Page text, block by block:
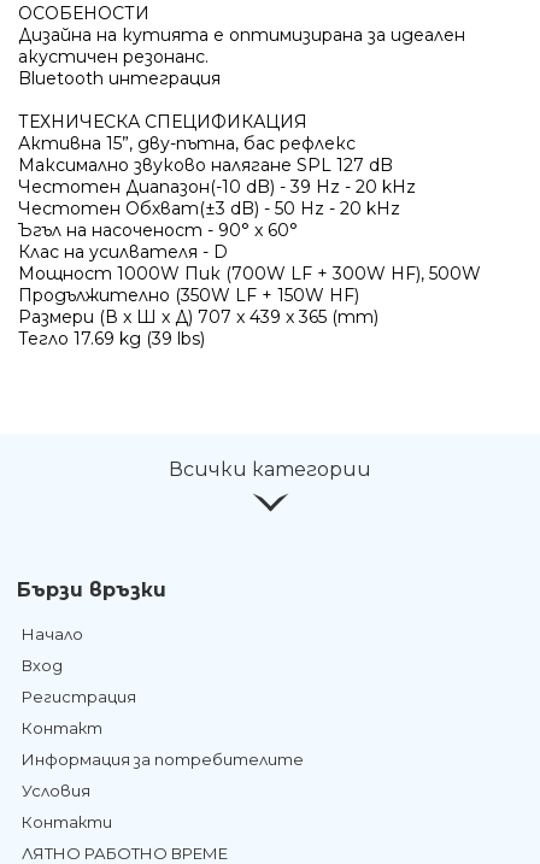
ОСОБЕНОСТИ
Дизайна на кутията е оптимизирана за идеален
акустичен резонанс.
Bluetooth интеграция
ТЕХНИЧЕСКА СПЕЦИФИКАЦИЯ
Активна 15”, дву-пътна, бас рефлекс
Максимално звуково налягане SPL 127 dB
Честотен Диапазон(-10 dB) - 39 Hz - 20 kHz
Честотен Обхват(±3 dB) - 50 Hz - 20 kHz
Ъгъл на насоченост - 90° x 60°
Клас на усилвателя - D
Мощност 1000W Пик (700W LF + 300W HF), 500W
Продължително (350W LF + 150W HF)
Размери (В x Ш x Д) 707 x 439 x 365 (mm)
Тегло 17.69 kg (39 lbs)
Всички категории
Бързи връзки
Начало
Вход
Регистрация
Контакт
Информация за потребителите
Условия
Контакти
ЛЯТНО РАБОТНО ВРЕМЕ